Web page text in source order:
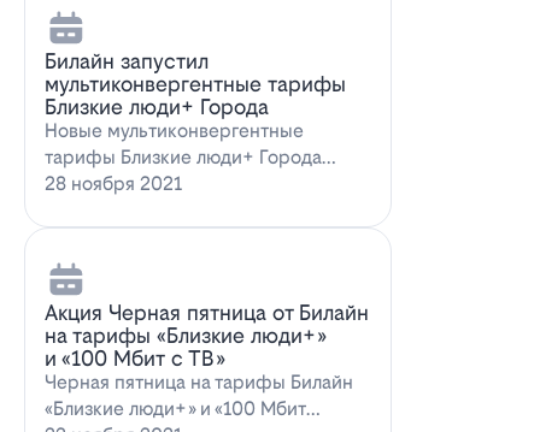
Билайн запустил
мультиконвергентные тарифы
Близкие люди+ Города
Новые мультиконвергентные
тарифы Близкие люди+ Города
от БилайнОператор Билайн радует
28 ноября 2021
Акция Черная пятница от Билайн
на тарифы «Близкие люди+»
и «100 Мбит с ТВ»
Черная пятница на тарифы Билайн
«Близкие люди+» и «100 Мбит